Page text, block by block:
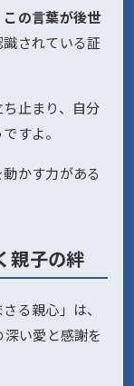
この言葉が後世
識されている証
止まり、自分
すよ。
かす力がある
親子の絆
る親心」は、
い愛と感謝を